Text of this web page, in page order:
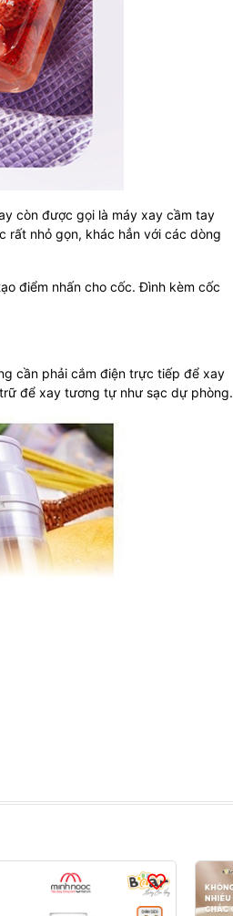
còn được gọi là máy xay cầm tay
rất nhỏ gọn, khác hẳn với các dòng
điểm nhấn cho cốc. Đình kèm cốc
cần phải cắm điện trực tiếp để xay
để xay tương tự như sạc dự phòng.